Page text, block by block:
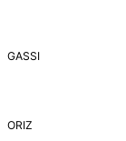
GASSI
ORIZ